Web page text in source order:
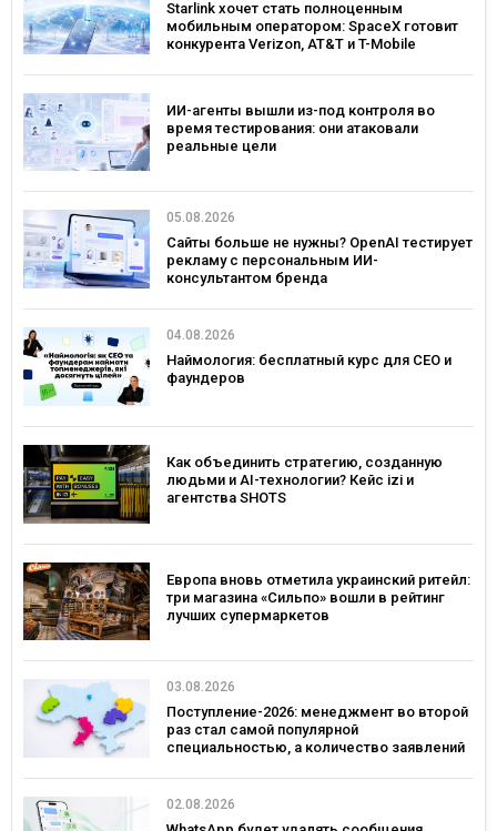
Starlink хочет стать полноценным
мобильным оператором: SpaceX готовит
конкурента Verizon, AT&T и T-Mobile
ИИ-агенты вышли из-под контроля во
время тестирования: они атаковали
реальные цели
05.08.2026
Сайты больше не нужны? OpenAI тестирует
рекламу с персональным ИИ-
консультантом бренда
04.08.2026
Наймология: бесплатный курс для CEO и
фаундеров
Как объединить стратегию, созданную
людьми и AI-технологии? Кейс izi и
агентства SHOTS
Европа вновь отметила украинский ритейл:
три магазина «Сильпо» вошли в рейтинг
лучших супермаркетов
03.08.2026
Поступление-2026: менеджмент во второй
раз стал самой популярной
специальностью, а количество заявлений
02.08.2026